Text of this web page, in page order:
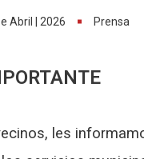
Abril | 2026 Prensa
les